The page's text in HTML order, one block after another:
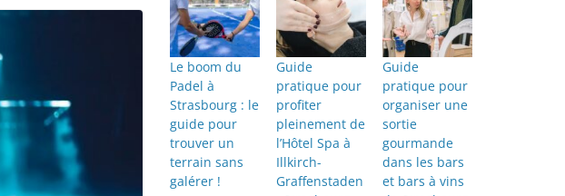
Le boom du
Padel à
Strasbourg : le
guide pour
trouver un
terrain sans
galérer !
Guide
pratique pour
profiter
pleinement de
l’Hôtel Spa à
Illkirch-
Graffenstaden
Guide
pratique pour
organiser une
sortie
gourmande
dans les bars
et bars à vins